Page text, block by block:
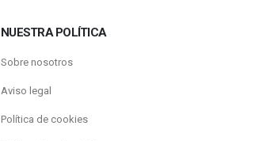
NUESTRA POLÍTICA
Sobre nosotros
Aviso legal
Política de cookies